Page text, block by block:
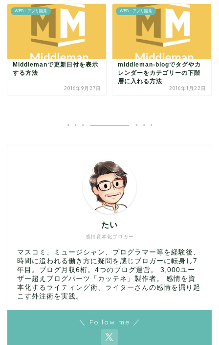
WEB・アプリ開発
Middlemanで更新日付を表示
する方法
2016年9月27日
WEB・アプリ開発
middleman-blogでタグやカ
レンダーをカテゴリーの下階
層に入れる方法
2016年1月22日
感情資本化ブロガー
たい
マスコミ、ミュージシャン、プログラマー等を経験後、
時間に追われる働き方に疑問を感じブロガーに転身し7
年目。ブログ月収6桁。4つのブログ運営。 3,000ユー
ザー超えブログパーツ「カッテネ」製作者。 感情を資
本化するライティング術、ライターさんの感情を掘り起
こす外注術を実践。
＼ Follow me ／